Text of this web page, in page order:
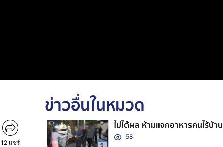
12 แชร์
ข่าวอื่นในหมวด
ไม่ได้ผล ห้ามแจกอาหารคนไร้บ้าน
58